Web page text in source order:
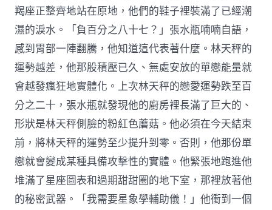
羯座正整齊地站在原地，他們的鞋子裡裝滿了已經潮
濕的淚水。「負百分之八十七？」張水瓶喃喃自語，
感到胃部一陣翻騰，他知道這代表著什麼。林天秤的
運勢越差，他那股積壓已久、無處安放的單戀能量就
會越發瘋狂地實體化。上次林天秤的戀愛運勢跌至百
分之二十，張水瓶就發現他的廚房裡長滿了巨大的、
形狀是林天秤側臉的粉紅色蘑菇。他必須在今天結束
前，將林天秤的運勢至少提升到零。否則，他那份單
戀就會變成某種具備攻擊性的實體。他緊張地跑進他
堆滿了星座圖表和過期甜甜圈的地下室，那裡放著他
的秘密武器。「我需要星象學輔助儀！」他衝到一個